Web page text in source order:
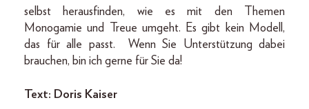
selbst herausfinden, wie es mit den Themen
Monogamie und Treue umgeht. Es gibt kein Modell,
das für alle passt. Wenn Sie Unterstützung dabei
brauchen, bin ich gerne für Sie da!
Text: Doris Kaiser